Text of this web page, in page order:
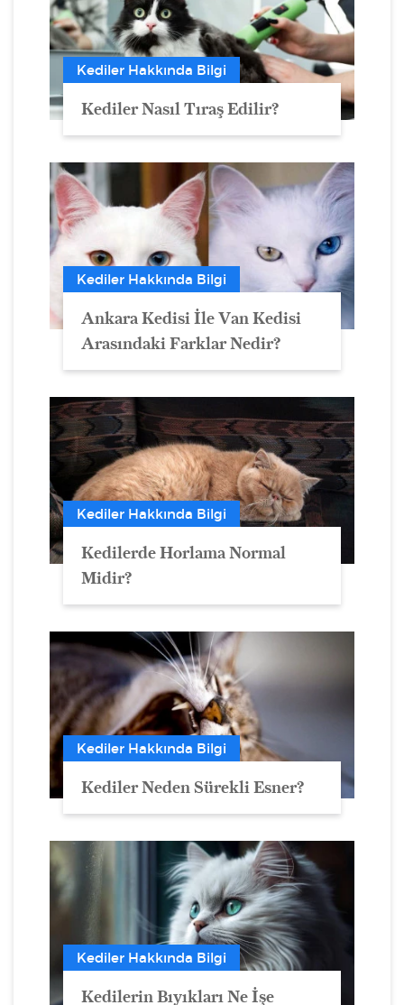
Kediler Hakkında Bilgi
Kediler Nasıl Tıraş Edilir?
Kediler Hakkında Bilgi
Ankara Kedisi İle Van Kedisi
Arasındaki Farklar Nedir?
Kediler Hakkında Bilgi
Kedilerde Horlama Normal
Midir?
Kediler Hakkında Bilgi
Kediler Neden Sürekli Esner?
Kediler Hakkında Bilgi
Kedilerin Bıyıkları Ne İşe